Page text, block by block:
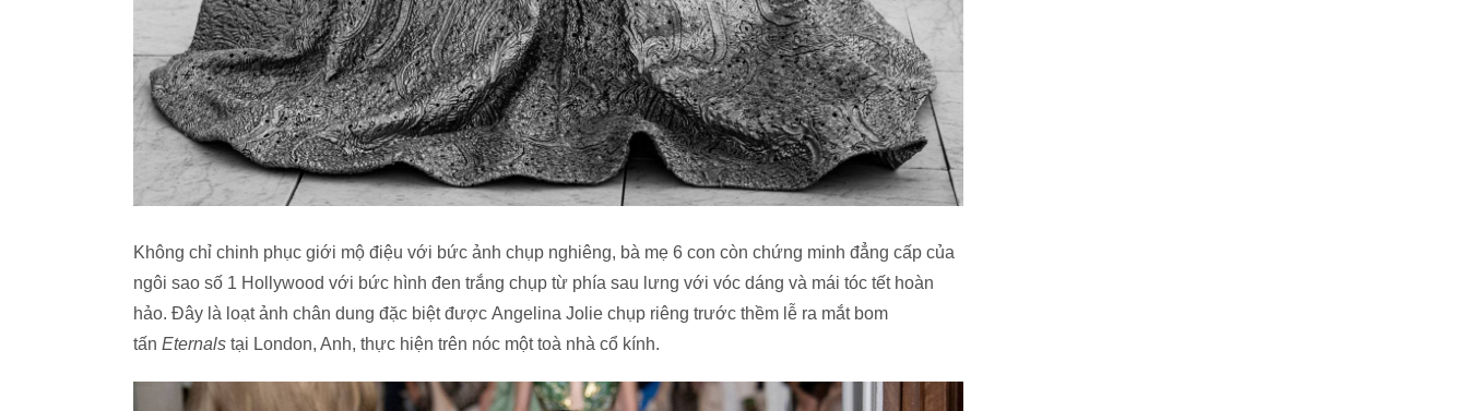
Không chỉ chinh phục giới mộ điệu với bức ảnh chụp nghiêng, bà mẹ 6 con còn chứng minh đẳng cấp của
ngôi sao số 1 Hollywood với bức hình đen trắng chụp từ phía sau lưng với vóc dáng và mái tóc tết hoàn
hảo. Đây là loạt ảnh chân dung đặc biệt được Angelina Jolie chụp riêng trước thềm lễ ra mắt bom
tấn Eternals tại London, Anh, thực hiện trên nóc một toà nhà cổ kính.